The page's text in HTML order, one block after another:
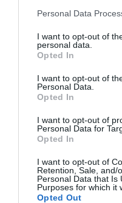
Please note that this
not limited to your visit or
grant or deny consent to
use your data for below
consent section.
Personal Data
I want to opt-out of
personal data.
Opted In
I want to opt-out of
Personal Data.
Opted In
I want to opt-out of
Personal Data for
Opted In
I want to opt-out of
Retention, Sale, and/
Personal Data that Is
Purposes for which it
Opted Out
Body
203 33